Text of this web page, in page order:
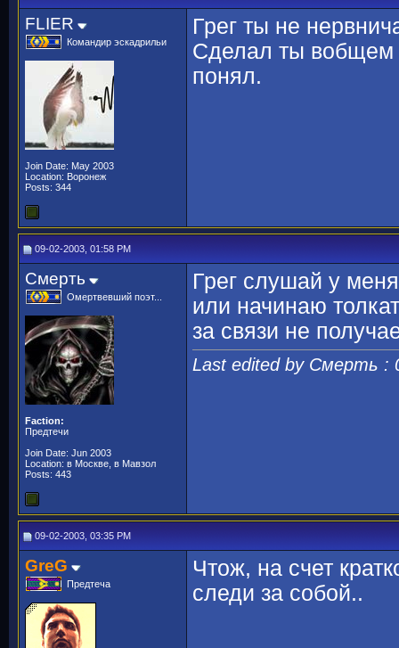
FLIER
Командир эскадрильи
Join Date: May 2003
Location: Воронеж
Posts: 344
Грег ты не
Сделал ты вобщем
понял.
09-02-2003, 01:58 PM
Смерть
Омертвевший поэт...
Faction:
Предтечи
Join Date: Jun 2003
Location: в Москве, в Мавзол
Posts: 443
Грег слушай у
или начинаю
за связи не
Last edited by Смерть :
09-02-2003, 03:35 PM
GreG
Предтеча
Чтож, на счет
следи за собой..